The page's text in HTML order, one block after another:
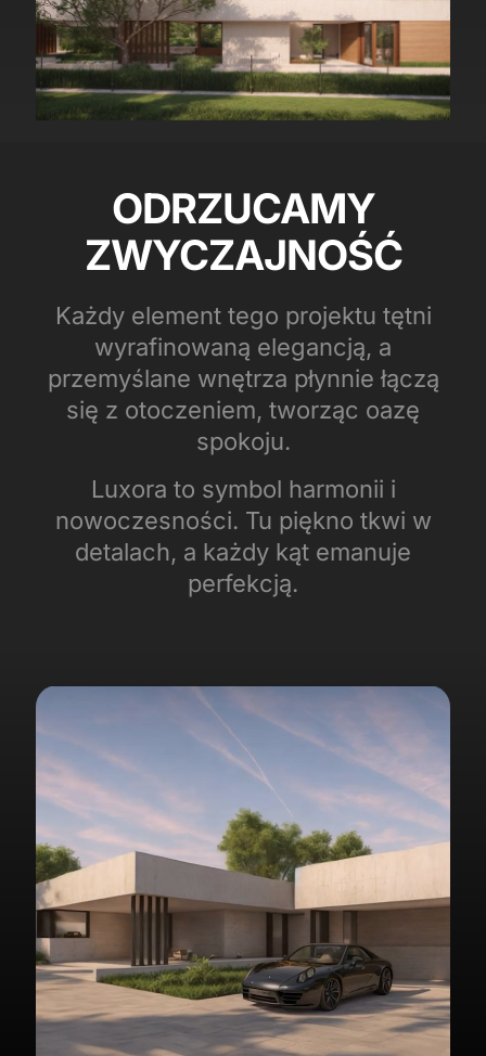
ODRZUCAMY
ZWYCZAJNOŚĆ
Każdy element tego projektu tętni
wyrafinowaną elegancją, a
przemyślane wnętrza płynnie łączą
się z otoczeniem, tworząc oazę
spokoju.
Luxora to symbol harmonii i
nowoczesności. Tu piękno tkwi w
detalach, a każdy kąt emanuje
perfekcją.